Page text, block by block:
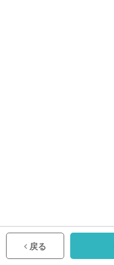
戻る